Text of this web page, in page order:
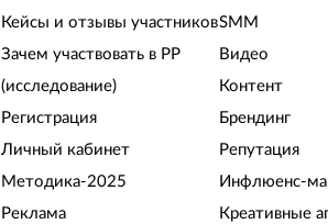
Кейсы и отзывы участников
Зачем участвовать в РР
(исследование)
Регистрация
Личный кабинет
Методика-2025
Реклама
SMM
Видео
Контент
Брендинг
Репутация
Инфлюенс-
Креативные